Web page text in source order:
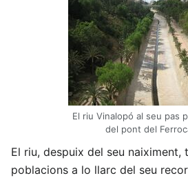
El riu Vinalopó al seu pas
del pont del
El riu, despuix del seu naiximent,
poblacions a lo llarc del seu